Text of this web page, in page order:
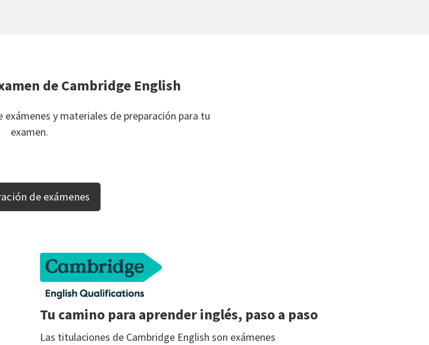
de Cambridge English
y materiales de preparación para tu
examen.
de exámenes
Tu camino para aprender inglés, paso a paso
Las titulaciones de Cambridge English son exámenes